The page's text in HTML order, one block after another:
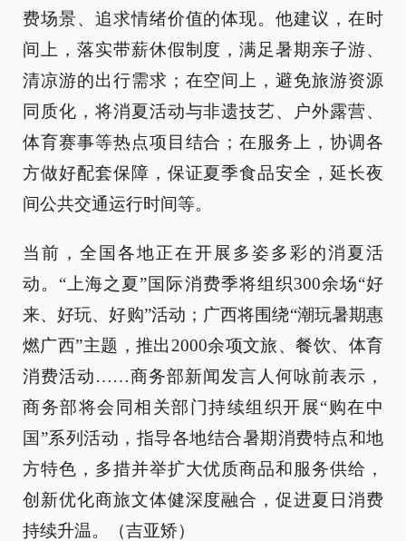
费场景、追求情绪价值的体现。他建议，在时
间上，落实带薪休假制度，满足暑期亲子游、
清凉游的出行需求；在空间上，避免旅游资源
同质化，将消夏活动与非遗技艺、户外露营、
体育赛事等热点项目结合；在服务上，协调各
方做好配套保障，保证夏季食品安全，延长夜
间公共交通运行时间等。
当前，全国各地正在开展多姿多彩的消夏活
动。“上海之夏”国际消费季将组织300余场“好
来、好玩、好购”活动；广西将围绕“潮玩暑期惠
燃广西”主题，推出2000余项文旅、餐饮、体育
消费活动……商务部新闻发言人何咏前表示，
商务部将会同相关部门持续组织开展“购在中
国”系列活动，指导各地结合暑期消费特点和地
方特色，多措并举扩大优质商品和服务供给，
创新优化商旅文体健深度融合，促进夏日消费
持续升温。（吉亚矫）